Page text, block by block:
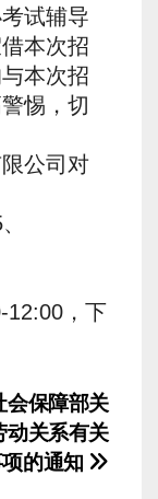
试辅导
本次招
本次招
惕，切
公司对
12:00，下
会保障部关
动关系有关
的通知